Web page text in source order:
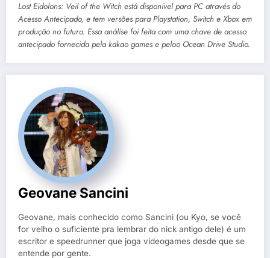
Lost Eidolons: Veil of the Witch está disponível para PC através do
Acesso Antecipado, e tem versões para Playstation, Switch e Xbox em
produção no futuro. Essa análise foi feita com uma chave de acesso
antecipado fornecida pela kakao games e peloo Ocean Drive Studio.
Geovane Sancini
Geovane, mais conhecido como Sancini (ou Kyo, se você
for velho o suficiente pra lembrar do nick antigo dele) é um
escritor e speedrunner que joga videogames desde que se
entende por gente.